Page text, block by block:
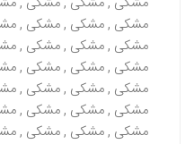
مشکی , مشکی , مشکی ,
مشکی , مشکی , مشکی ,
مشکی , مشکی , مشکی ,
مشکی , مشکی , مشکی ,
مشکی , مشکی , مشکی ,
مشکی , مشکی , مشکی ,